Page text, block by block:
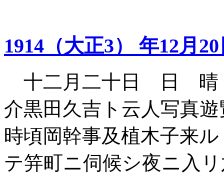
1914（大正3） 年12月
十二月二十日 日 晴
介黒田久吉ト云人写真
時頃岡幹事及植木子来
テ笄町ニ伺候シ夜ニ